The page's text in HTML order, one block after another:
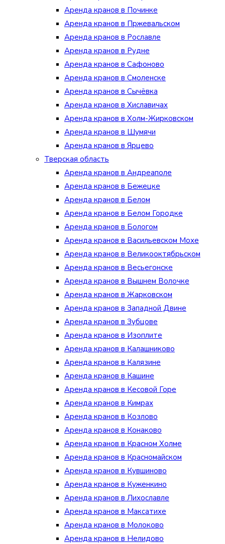
Аренда кранов в Починке
Аренда кранов в Пржевальском
Аренда кранов в Рославле
Аренда кранов в Рудне
Аренда кранов в Сафоново
Аренда кранов в Смоленске
Аренда кранов в Сычёвка
Аренда кранов в Хиславичах
Аренда кранов в Холм-Жирковском
Аренда кранов в Шумячи
Аренда кранов в Ярцево
Тверская область
Аренда кранов в Андреаполе
Аренда кранов в Бежецке
Аренда кранов в Белом
Аренда кранов в Белом Городке
Аренда кранов в Бологом
Аренда кранов в Васильевском Мохе
Аренда кранов в Великооктябрьском
Аренда кранов в Весьегонске
Аренда кранов в Вышнем Волочке
Аренда кранов в Жарковском
Аренда кранов в Западной Двине
Аренда кранов в Зубцове
Аренда кранов в Изоплите
Аренда кранов в Калашниково
Аренда кранов в Калязине
Аренда кранов в Кашине
Аренда кранов в Кесовой Горе
Аренда кранов в Кимрах
Аренда кранов в Козлово
Аренда кранов в Конаково
Аренда кранов в Красном Холме
Аренда кранов в Красномайском
Аренда кранов в Кувшиново
Аренда кранов в Куженкино
Аренда кранов в Лихославле
Аренда кранов в Максатихе
Аренда кранов в Молоково
Аренда кранов в Нелидово